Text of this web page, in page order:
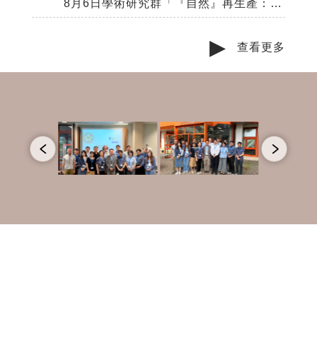
8月6日學術研究群「『自然』再生產：生
態批評與人文轉譯」系列講座：黃涵榆先
查看更多
▶